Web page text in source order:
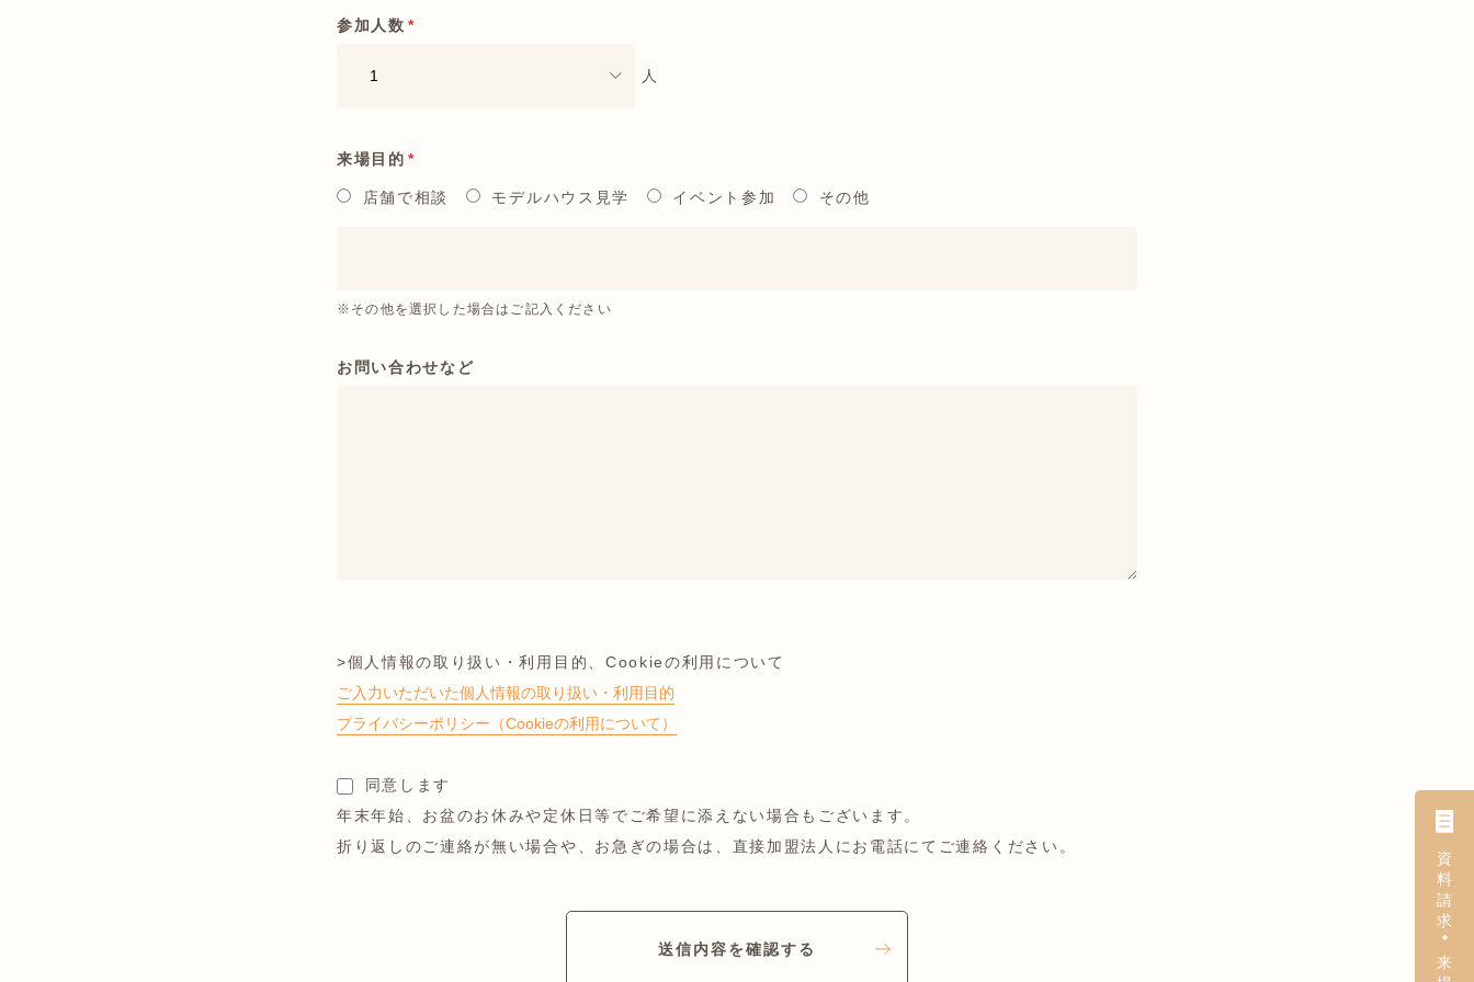
参加人数 *
人
来場目的 *
店舗で相談 モデルハウス見学 イベント参加 その他
※その他を選択した場合はご記入ください
お問い合わせなど
>個人情報の取り扱い・利用目的、Cookieの利用について
ご入力いただいた個人情報の取り扱い・利用目的
プライバシーポリシー（Cookieの利用について）
同意します
年末年始、お盆のお休みや定休日等でご希望に添えない場合もございます。
折り返しのご連絡が無い場合や、お急ぎの場合は、直接加盟法人にお電話にてご連絡ください。
送信内容を確認する